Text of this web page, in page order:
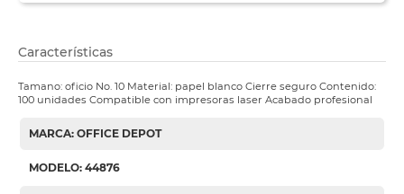
Características
Tamano: oficio No. 10 Material: papel blanco Cierre seguro Contenido:
100 unidades Compatible con impresoras laser Acabado profesional
MARCA: OFFICE DEPOT
MODELO: 44876